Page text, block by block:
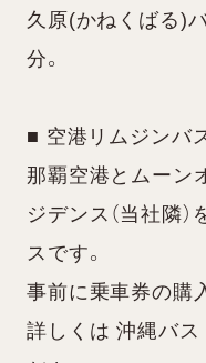
久原(かねくばる)
分。
■ 空港リムジンバ
那覇空港とムーン
ジデンス（当社隣
スです。
事前に乗車券の購
詳しくは沖縄バス